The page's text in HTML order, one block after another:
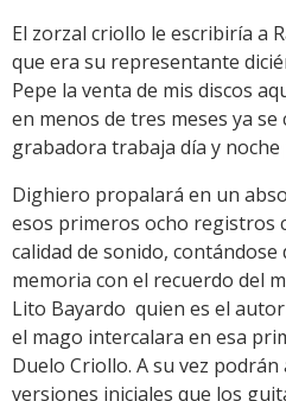
El zorzal criollo le escribiría a
que era su representante
Pepe la venta de mis discos
en menos de tres meses ya se
grabadora trabaja día y
Dighiero propalará en un
esos primeros ocho registros
calidad de sonido, contándose
memoria con el recuerdo del
Lito Bayardo quien es el
el mago intercalara en esa
Duelo Criollo. A su vez
versiones iniciales que los